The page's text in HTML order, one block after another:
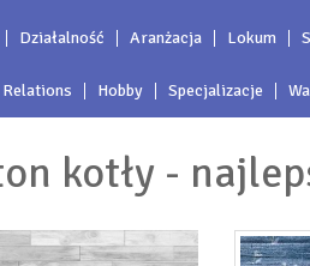
Działalność Aranżacja Lokum
Hobby Specjalizacje
kotły -